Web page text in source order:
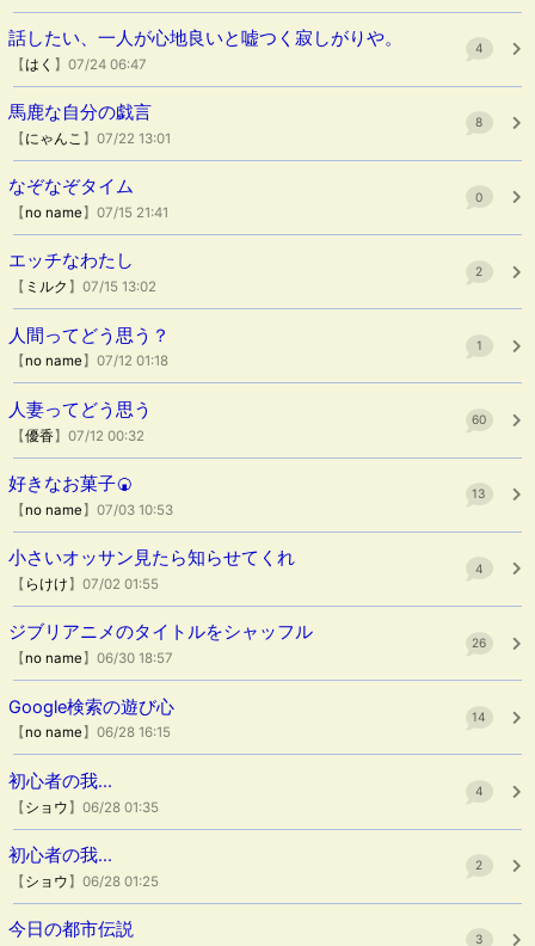
話したい、一人が心地良いと嘘つく寂しがりや。
【はく 】07/24 06:47
4
馬鹿な自分の戯言
【にゃんこ 】07/22 13:01
8
なぞなぞタイム
【no name 】07/15 21:41
0
エッチなわたし
【 ミルク 】07/15 13:02
2
人間ってどう思う？
【no name 】07/12 01:18
1
人妻ってどう思う
【優香】07/12 00:32
60
好きなお菓子🍘
【no name】07/03 10:53
13
小さいオッサン見たら知らせてくれ
【 らけけ 】07/02 01:55
4
ジブリアニメのタイトルをシャッフル
【no name 】06/30 18:57
26
Google検索の遊び心
【no name 】06/28 16:15
14
初心者の我...
【ショウ】06/28 01:35
4
初心者の我...
【ショウ】06/28 01:25
2
今日の都市伝説 3